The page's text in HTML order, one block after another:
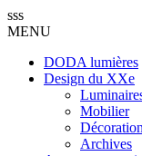
sss
MENU
DODA lumières
Design du XXe
Mobilier
Décoration
Archives